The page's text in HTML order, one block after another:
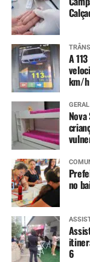
A
km/h
GERAL
no
6